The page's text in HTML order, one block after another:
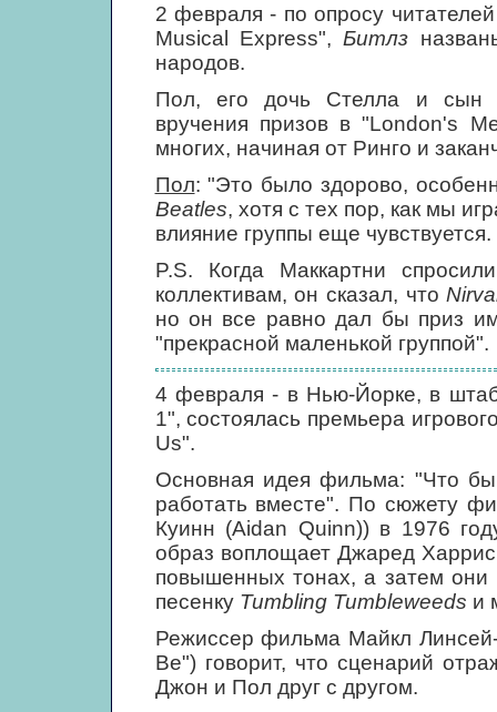
2 февраля - по опросу
Musical Express",Битлз
народов.
Пол, его дочь Стелла и сын
вручения призов в "London's
многих, начиная от Ринго и
Пол: "Это было здорово,
Beatles, хотя с тех пор, как мы
влияние группы еще
P.S. Когда Маккартни
коллективам, он сказал, что
но он все равно дал бы приз
"прекрасной маленькой группой".
4 февраля - в Нью-Йорке, в
1", состоялась премьера
Us".
Основная идея фильма: "Что
работать вместе". По сюжету
Куинн (Aidan Quinn)) в 1976
образ воплощает Джаред
повышенных тонах, а затем они
песенку Tumbling Tumbleweeds и
Режиссер фильма Майкл
Be") говорит, что сценарий
Джон и Пол друг с другом.